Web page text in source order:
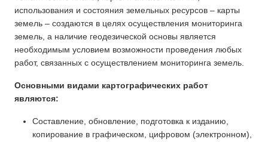
использования и состояния земельных ресурсов – карты
земель – создаются в целях осуществления мониторинга
земель, а наличие геодезической основы является
необходимым условием возможности проведения любых
работ, связанных с осуществлением мониторинга земель.
Основными видами картографических работ
являются:
Составление, обновление, подготовка к изданию,
копирование в графическом, цифровом (электронном),